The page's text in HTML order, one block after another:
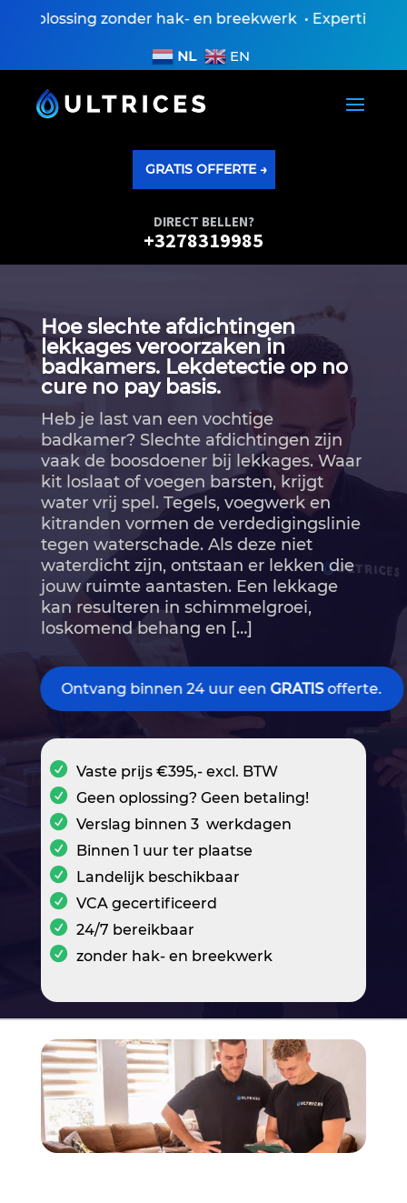
zonder hak- en breekwerk •
NL EN
GRATIS OFFERTE →
DIRECT BELLEN?
+3278319985
Hoe slechte afdichtingen
lekkages veroorzaken in
badkamers.​ Lekdetectie op no
cure no pay basis.
Heb je last van een vochtige
badkamer? Slechte afdichtingen zijn
vaak de boosdoener bij lekkages.​ Waar
kit loslaat of voegen barsten, krijgt
water vrij spel.​ Tegels, voegwerk en
kitranden vormen de verdedigingslinie
tegen waterschade.​ Als deze niet
waterdicht zijn, ontstaan er lekken die
jouw ruimte aantasten.​ Een lekkage
kan resulteren in schimmelgroei,
loskomend behang en […]
Ontvang binnen 24 uur eenGRATISofferte.
Vaste prijs €395,- excl. BTW
Geen oplossing? Geen betaling!
Verslag binnen 3 werkdagen
Binnen 1 uur ter plaatse
Landelijk beschikbaar
VCA gecertificeerd
24/7 bereikbaar
zonder hak- en breekwerk